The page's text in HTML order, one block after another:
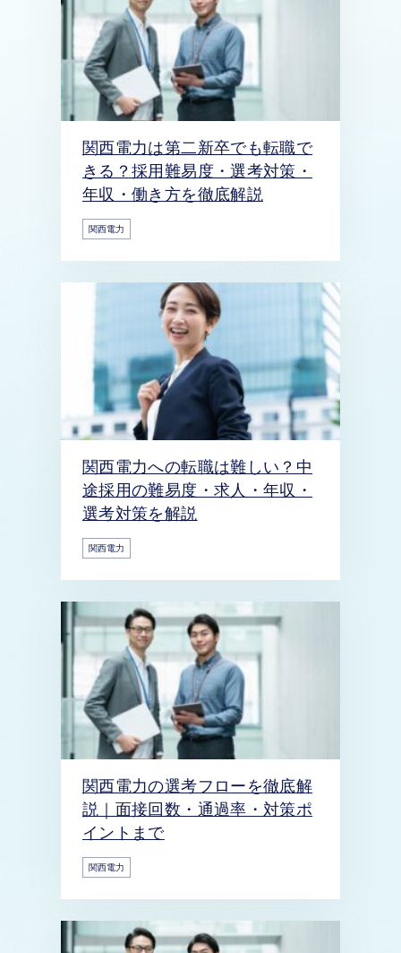
関西電力は第二新卒でも転職で
きる？採用難易度・選考対策・
年収・働き方を徹底解説
関西電力
関西電力への転職は難しい？中
途採用の難易度・求人・年収・
選考対策を解説
関西電力
関西電力の選考フローを徹底解
説｜面接回数・通過率・対策ポ
イントまで
関西電力